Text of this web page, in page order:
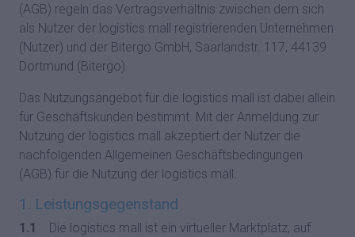
(AGB) regeln das Vertragsverhältnis zwischen dem sich
als Nutzer der logistics mall registrierenden Unternehmen
(Nutzer) und der Bitergo GmbH, Saarlandstr. 117, 44139
Dortmund (Bitergo).
Das Nutzungsangebot für die logistics mall ist dabei allein
für Geschäftskunden bestimmt. Mit der Anmeldung zur
Nutzung der logistics mall akzeptiert der Nutzer die
nachfolgenden Allgemeinen Geschäftsbedingungen
(AGB) für die Nutzung der logistics mall.
1. Leistungsgegenstand
1.1
Die logistics mall ist ein virtueller Marktplatz, auf